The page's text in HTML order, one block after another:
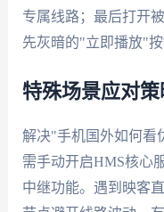
专属线路；最后打开
先灰暗的"立即播放"
特殊场景应对策
解决"手机国外如何看
需手动开启HMS核心
中继功能。遇到映客